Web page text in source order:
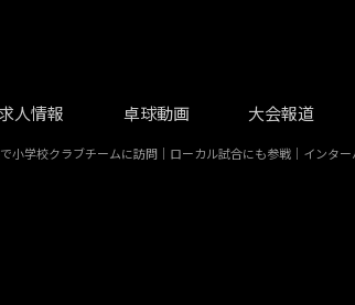
人情報 卓球動画 大会報道
で小学校クラブチームに訪問｜ローカル試合にも参戦｜インタ